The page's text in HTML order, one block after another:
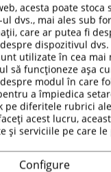
de inchidere –
moale si
se poate spala
inel D
cromate
sticla
si
acesta poate stoca
dvs., mai ales sub
care ar putea fi
dispozitivul
utilizate în cea mai
să funcționeze așa
modul în care
a împiedica
pe diferitele rubrici
acest lucru,
și serviciile pe care
Configure